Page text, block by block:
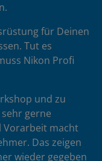
für Deinen
Tut es
Nikon Profi
und zu
gerne
Vorarbeit macht
Das zeigen
wieder gegeben